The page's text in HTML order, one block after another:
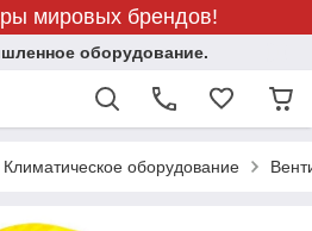
мировых брендов!
оборудование.
Климатическое оборудование